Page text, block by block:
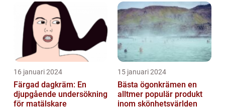
16 januari 2024
Färgad dagkräm: En
djupgående undersökning
för matälskare
15 januari 2024
Bästa ögonkrämen en
alltmer populär produkt
inom skönhetsvärlden